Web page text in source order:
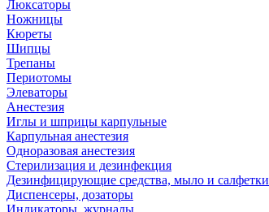
Люксаторы
Ножницы
Кюреты
Шипцы
Трепаны
Периотомы
Элеваторы
Анестезия
Иглы и шприцы карпульные
Карпульная анестезия
Одноразовая анестезия
Стерилизация и дезинфекция
Дезинфицирующие средства, мыло и салфетки
Диспенсеры, дозаторы
Индикаторы, журналы